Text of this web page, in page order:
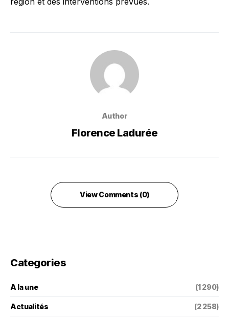
Author
Florence Ladurée
View Comments (0)
Categories
A la une (1 290)
Actualités (2 258)